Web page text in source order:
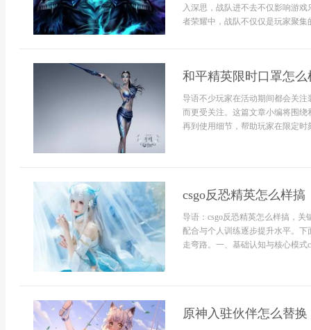
入深思，战队进不去不仅影响游
者荣耀中，战队不仅仅是玩家聚集
和平精英限时口罩怎么
导语不少玩家在活动期间都会关
而更受关注。这篇文章小编将围
再到使用细节，帮助玩家在限定时
csgo反恐精英怎么样搞
导语：csgo反恐精英怎么样搞，
配合与个人训练逐步提升水平。
走弯路。一、基础认知与核心模
原神入驻伙伴怎么替换